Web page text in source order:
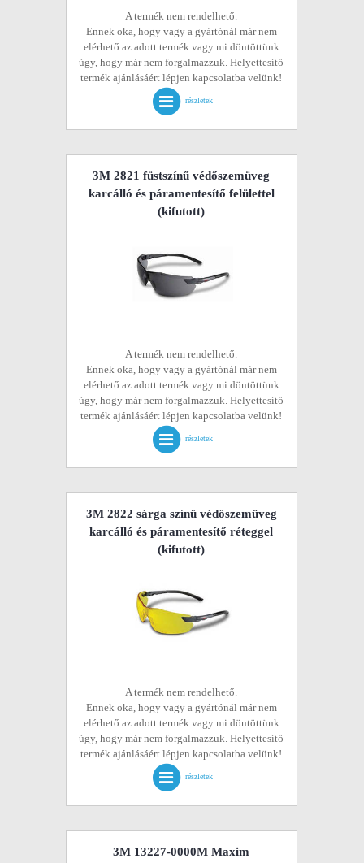
A termék nem rendelhető.
Ennek oka, hogy vagy a gyártónál már nem
elérhető az adott termék vagy mi döntöttünk
úgy, hogy már nem forgalmazzuk. Helyettesítő
termék ajánlásáért lépjen kapcsolatba velünk!
részletek
3M 2821 füstszínű védőszemüveg
karcálló és páramentesítő felülettel
(kifutott)
A termék nem rendelhető.
Ennek oka, hogy vagy a gyártónál már nem
elérhető az adott termék vagy mi döntöttünk
úgy, hogy már nem forgalmazzuk. Helyettesítő
termék ajánlásáért lépjen kapcsolatba velünk!
részletek
3M 2822 sárga színű védőszemüveg
karcálló és páramentesítő réteggel
(kifutott)
A termék nem rendelhető.
Ennek oka, hogy vagy a gyártónál már nem
elérhető az adott termék vagy mi döntöttünk
úgy, hogy már nem forgalmazzuk. Helyettesítő
termék ajánlásáért lépjen kapcsolatba velünk!
részletek
3M 13227-0000M Maxim